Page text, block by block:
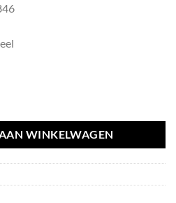
WINKELWAGEN